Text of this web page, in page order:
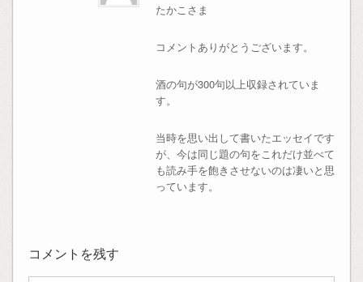
たかこさま
コメントありがとうございます。
酒の句が300句以上収録されていま
す。
当時を思い出して書いたエッセイです
が、今は同じ題の句をこれだけ並べて
も読み手を飽きさせないのは凄いと思
っています。
コメントを残す